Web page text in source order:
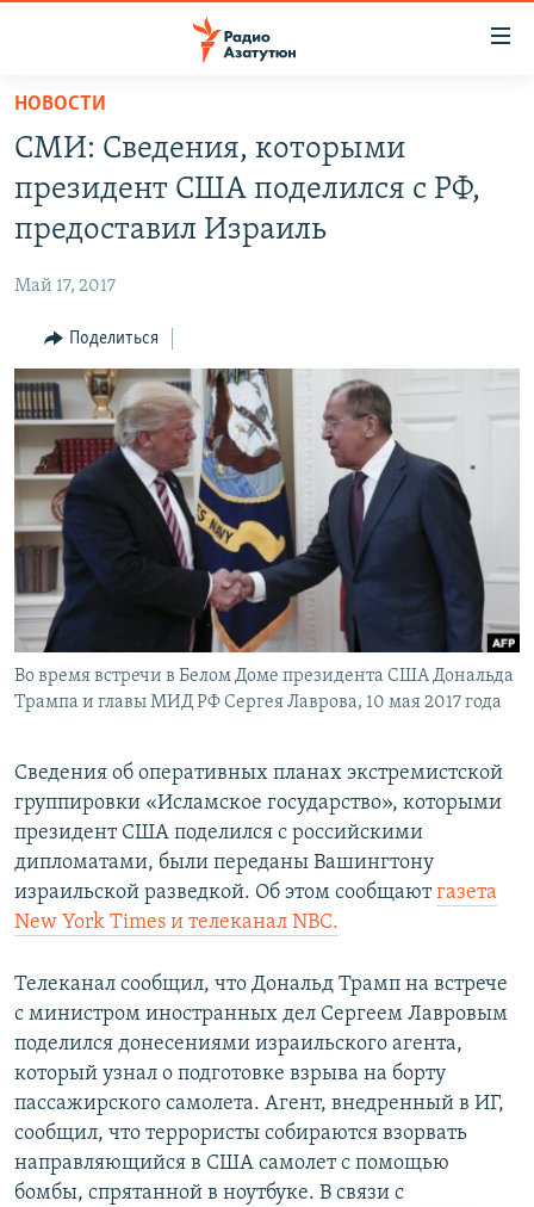
Перейти
основному
содержанию
Перейти
основной
Перейти
поиску
ПОЛИТИКА
ЭКОНОМИКА
РЕГИОН
НАГОРНЫЙ КАРАБАХ
КУЛЬТУРА
СПОРТ
АРХИВ
Հայերեն
English
Русский
НОВОСТИ
СМИ: Сведения, которыми
президент США поделился с РФ,
предоставил Израиль
Май 17, 2017
Поделиться
Во время встречи в Белом Доме президента США Дональда
Трампа и главы МИД РФ Сергея Лаврова, 10 мая 2017 года
Сведения об оперативных планах экстремистской
группировки «Исламское государство», которыми
президент США поделился с российскими
дипломатами, были переданы Вашингтону
израильской разведкой. Об этом сообщаютгазета
New York Times и телеканал NBC.
Телеканал сообщил, что Дональд Трамп на встрече
с министром иностранных дел Сергеем Лавровым
поделился донесениями израильского агента,
который узнал о подготовке взрыва на борту
пассажирского самолета. Агент, внедренный в ИГ,
сообщил, что террористы собираются взорвать
направляющийся в США самолет с помощью
бомбы, спрятанной в ноутбуке. В связи с